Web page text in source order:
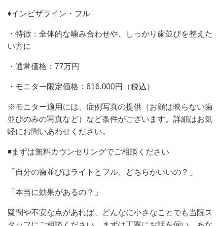
♦︎インビザライン・フル
・特徴：全体的な噛み合わせや、しっかり歯並びを整えた
い方に
・通常価格：77万円
・モニター限定価格：616,000円（税込）
※モニター適用には、症例写真の提供（お顔は映らない歯
並びのみの写真など）など条件がございます。詳細はお気
軽にお問いあわせください。
◾️まずは無料カウンセリングでご相談ください
「自分の歯並びはライトとフル、どちらがいいの？」
「本当に効果があるの？」
疑問や不安な点があれば、どんなに小さなことでも当院ス